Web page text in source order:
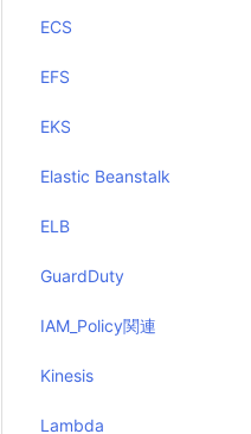
ECS
EFS
EKS
Elastic Beanstalk
ELB
GuardDuty
IAM_Policy関連
Kinesis
Lambda